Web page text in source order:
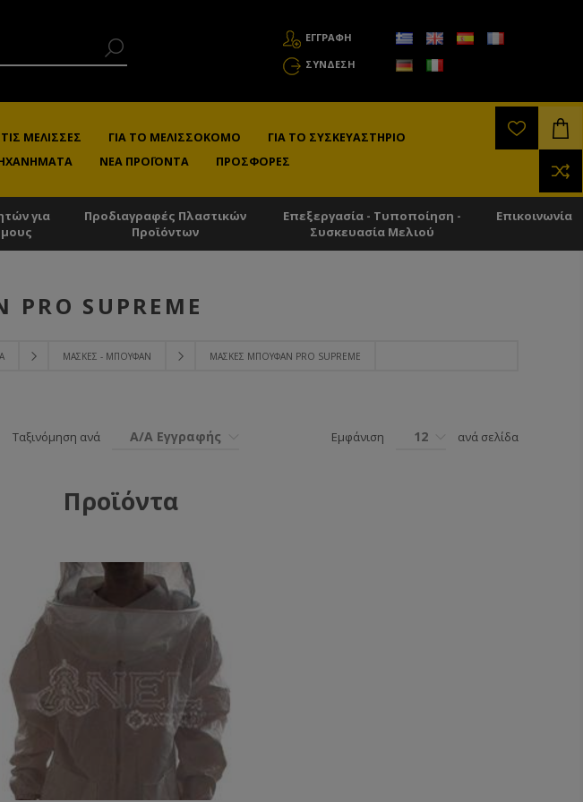
ΕΓΓΡΑΦΗ
ΣΎΝΔΕΣΗ
ΤΙΣ ΜΈΛΙΣΣΕΣ ΓΙΑ ΤΟ ΜΕΛΙΣΣΟΚΌΜΟ
ΓΙΑ ΤΟ ΣΥΣΚΕΥΑΣΤΉΡΙΟ
ΝΈΑ ΠΡΟΪΌΝΤΑ ΠΡΟΣΦΟΡΈΣ
για
Προδιαγραφές Πλαστικών
Προϊόντων
Επεξεργασία - Τυποποίηση -
Συσκευασία Μελιού
Επικοινωνία
ΜΆΣΚΕΣ - ΜΠΟΥΦΆΝ ΜΆΣΚΕΣ ΜΠΟΥΦΆΝ PRO SUPREME
SUPREME
Ταξινόμηση ανά Α/Α Εγγραφής Εμφάνιση 12 ανά σελίδα
Προϊόντα